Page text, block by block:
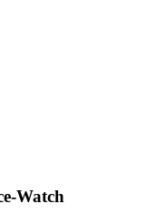
Watch